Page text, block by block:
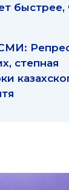
быстрее,
степная